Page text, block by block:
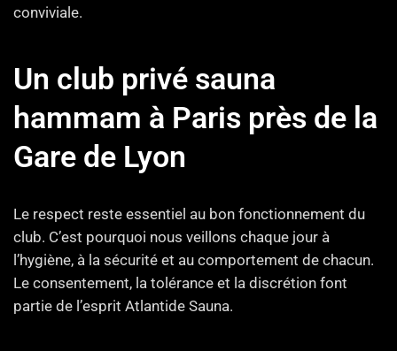
conviviale.
Un club privé sauna
hammam à Paris près de la
Gare de Lyon
Le respect reste essentiel au bon fonctionnement du
club. C’est pourquoi nous veillons chaque jour à
l’hygiène, à la sécurité et au comportement de chacun.
Le consentement, la tolérance et la discrétion font
partie de l’esprit Atlantide Sauna.